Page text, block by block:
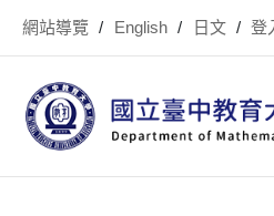
網站導覽 English 日文 登